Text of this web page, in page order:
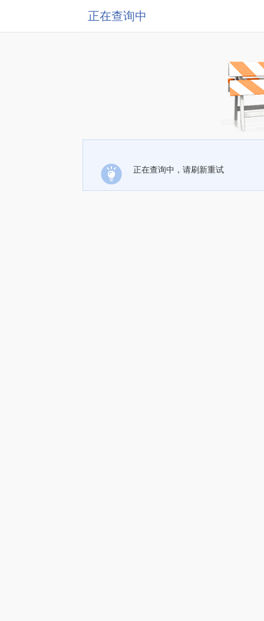
正在查询中
正在查询中，请刷新重试